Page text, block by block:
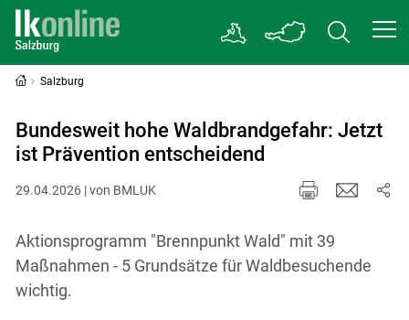
Salzburg
Bundesweit hohe Waldbrandgefahr: Jetzt
ist Prävention entscheidend
29.04.2026 | von BMLUK
Aktionsprogramm "Brennpunkt Wald" mit 39
Maßnahmen - 5 Grundsätze für Waldbesuchende
wichtig.